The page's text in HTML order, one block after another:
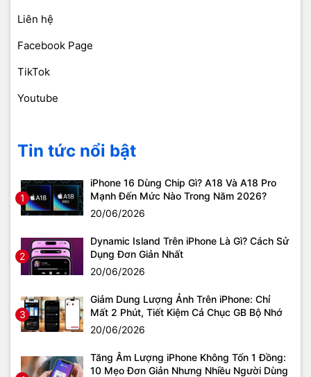
Liên hệ
Facebook Page
TikTok
Youtube
Tin tức nổi bật
1
iPhone 16 Dùng Chip Gì? A18 Và A18 Pro
Mạnh Đến Mức Nào Trong Năm 2026?
20/06/2026
2
Dynamic Island Trên iPhone Là Gì? Cách Sử
Dụng Đơn Giản Nhất
20/06/2026
3
Giảm Dung Lượng Ảnh Trên iPhone: Chỉ
Mất 2 Phút, Tiết Kiệm Cả Chục GB Bộ Nhớ
20/06/2026
Tăng Âm Lượng iPhone Không Tốn 1 Đồng:
10 Mẹo Đơn Giản Nhưng Nhiều Người Dùng